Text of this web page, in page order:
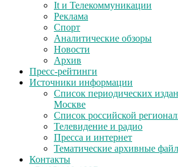
It и Телекоммуникации
Реклама
Спорт
Аналитические обзоры
Новости
Архив
Пресс-рейтинги
Источники информации
Список периодических
Москве
Список российской
Телевидение и радио
Пресса и интернет
Тематические архивные
Контакты